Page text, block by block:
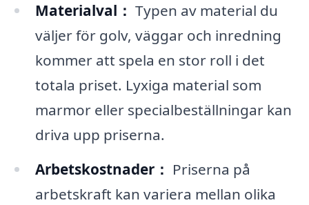
Materialval： Typen av material du
väljer för golv, väggar och inredning
kommer att spela en stor roll i det
totala priset. Lyxiga material som
marmor eller specialbeställningar kan
driva upp priserna.
Arbetskostnader： Priserna på
arbetskraft kan variera mellan olika